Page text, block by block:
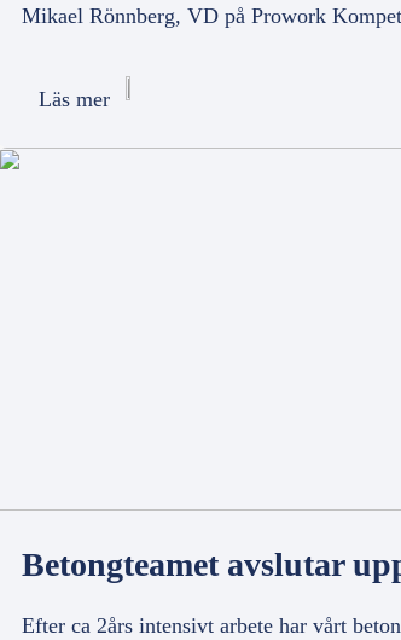
Mikael Rönnberg, VD på Prowork
Läs mer
Betongteamet avslutar
Efter ca 2års intensivt arbete har vårt